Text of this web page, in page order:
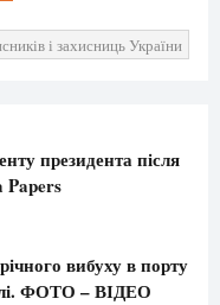
і захисниць України
президента після
Papers
вибуху в порту
ФОТО – ВІДЕО